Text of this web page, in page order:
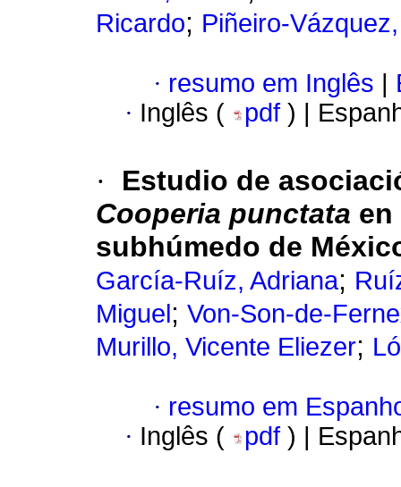
Ricardo; Piñeiro-
· resumo em Inglês
· Inglês ( pdf ) |
·
Estudio de
Cooperia punctata
subhúmedo de
García-Ruíz, Adriana;
Miguel ; Von-Son-de-
Murillo, Vicente Eliezer;
· resumo em
· Inglês ( pdf ) |